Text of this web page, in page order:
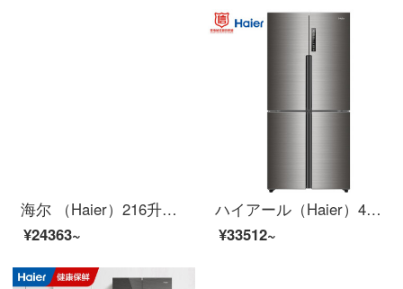
海尔 （Haier）216升直冷三门家用小型冰箱+10KG滚筒洗衣机全自动巴氏杀菌除菌率99%
¥24363~
ハイアール（Haier）481リットルの無霜コンバートTタイプの十字はドアを開けて冷蔵庫に乾湿してT・ABT除菌する薄い機体BD-481 WWVSBU 1を貯蓄します。
¥33512~